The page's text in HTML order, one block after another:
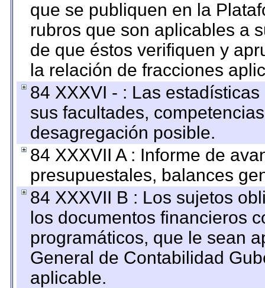
que se publiquen en la
rubros que son aplicables a
de que éstos verifiquen y
la relación de fracciones
84 XXXVI - : Las
sus facultades,
desagregación posible.
84 XXXVII A : Informe de
presupuestales, balances
84 XXXVII B : Los sujetos
los documentos financieros
programáticos, que le sean
General de Contabilidad
aplicable.